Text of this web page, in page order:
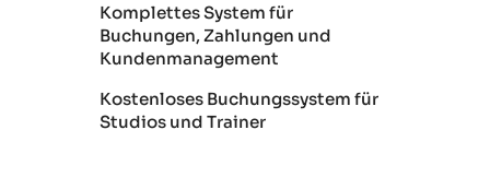
Komplettes System für
Buchungen, Zahlungen und
Kundenmanagement
Kostenloses Buchungssystem für
Studios und Trainer